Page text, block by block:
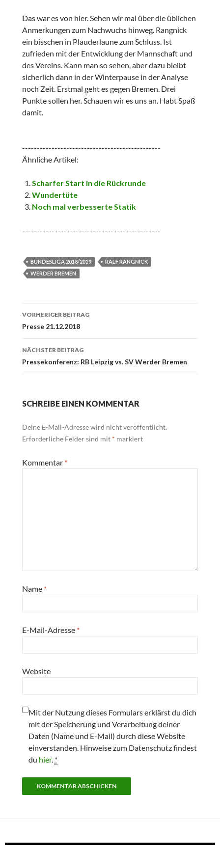
Das war es von hier. Sehen wir mal über die üblichen
Anmerkungen zum Nachwuchs hinweg. Rangnick
ein bisschen in Plauderlaune zum Schluss. Ist
zufrieden mit der Entwicklung der Mannschaft und
des Vereins. Kann man so sehen, aber dazu bleibt
sicherlich dann in der Winterpause in der Analyse
noch Zeit. Erstmal geht es gegen Bremen. Drei
Punkte sollen her. Schauen wir es uns an. Habt Spaß
damit.
-----------------------------------------------
Ähnliche Artikel:
Scharfer Start in die Rückrunde
Wundertüte
Noch mal verbesserte Statik
-----------------------------------------------
BUNDESLIGA 2018/2019
RALF RANGNICK
WERDER BREMEN
Beitrags-
Navigation
VORHERIGER BEITRAG
Presse 21.12.2018
NÄCHSTER BEITRAG
Pressekonferenz: RB Leipzig vs. SV Werder Bremen
SCHREIBE EINEN KOMMENTAR
Deine E-Mail-Adresse wird nicht veröffentlicht.
Erforderliche Felder sind mit * markiert
Kommentar *
Name *
E-Mail-Adresse *
Website
Mit der Nutzung dieses Formulars erklärst du dich
mit der Speicherung und Verarbeitung deiner
Daten (Name und E-Mail) durch diese Website
einverstanden. Hinweise zum Datenschutz findest
du hier. *